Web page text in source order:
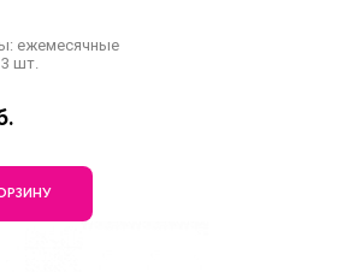
ежемесячные
3 шт.